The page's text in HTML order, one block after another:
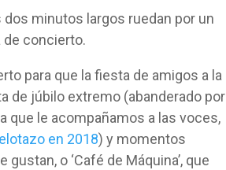
minutos largos ruedan por un
concierto.
para que la fiesta de amigos a la
de júbilo extremo (abanderado por
la que le acompañamos a las voces,
en 2018) y momentos
o ‘Café de Máquina’, que